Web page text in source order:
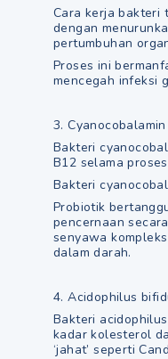
Cara kerja bakteri
dengan
pertumbuhan
Proses ini
mencegah infeksi
3. Cyanocobalamin
Bakteri
B12 selama
Bakteri
Probiotik
pencernaan
senyawa
dalam darah.
4. Acidophilus
Bakteri
kadar kolesterol
‘jahat’ seperti